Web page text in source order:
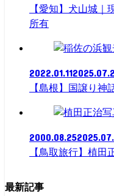
【愛知】犬山城｜
所有
観
2022.01.11
【島根】国譲り神
2000.08.25
【鳥取旅行】植田
最新記事